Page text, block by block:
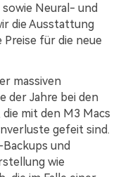
Neural- und
die Ausstattung
für die neue
massiven
der Jahre bei den
mit den M3 Macs
gefeit sind.
und
wie